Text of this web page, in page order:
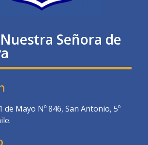
Señora de
de Mayo Nº 846, San Antonio, 5º